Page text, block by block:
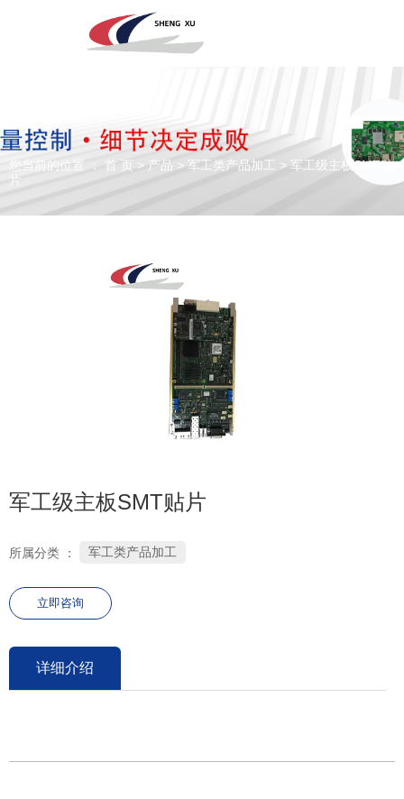
您当前的位置 ： 首 页 > 产品 > 军工类产品加工 > 军工级主板SMT贴
片
军工级主板SMT贴片
所属分类 ： 军工类产品加工
立即咨询
详细介绍